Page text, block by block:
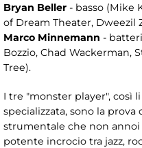
Bryan Beller - basso (Mike
of Dream Theater, Dweezil
Marco Minnemann -
Bozzio, Chad Wackerman,
Tree).
I tre "monster player", così
specializzata, sono la
strumentale che non
potente incrocio tra jazz,